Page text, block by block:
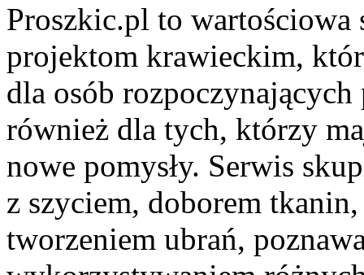
Proszkic.pl to wartościowa
projektom krawieckim,
dla osób
również dla tych, którzy
nowe pomysły. Serwis
z szyciem, doborem
tworzeniem ubrań,